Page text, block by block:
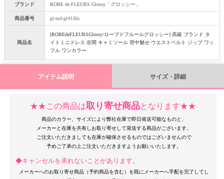
ブランド ROBE de FLEURS Glossy「グロッシー」
商品番号 gl-md-gl4136z
商品名
[ROBEdeFLEURSGlossy/ローブドフルールグロッシー] 高級 ブランド タ
イトミニドレス 谷間 キャミソール 背中魅せ ウエストベルト ジップ ワッ
フル ワンカラー
アイテム説明 サイズ・詳細
★★この商品は取り寄せ商品となります★★
商品のカラー、サイズにより弊社在庫で即日発送可能なものと、
メーカーと在庫を共有しお取り寄せして発送する商品がございます。
ご注文いただきましても在庫が確保させるものではございませんので
◆キャンセルを承れないことがあります。
メーカーへのお取り寄せ商品（予約商品を含む）を既にメーカーへ手配を完了してし